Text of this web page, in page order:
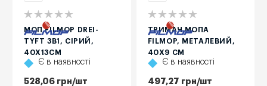
МОП FILMOP DREI-
TYFT 3В1, СІРИЙ,
40Х13СМ
Є в наявності
528,06 грн/шт
ТРИМАЧ МОПА
FILMOP, МЕТАЛЕВИЙ,
40Х9 СМ
Є в наявності
497,27 грн/шт